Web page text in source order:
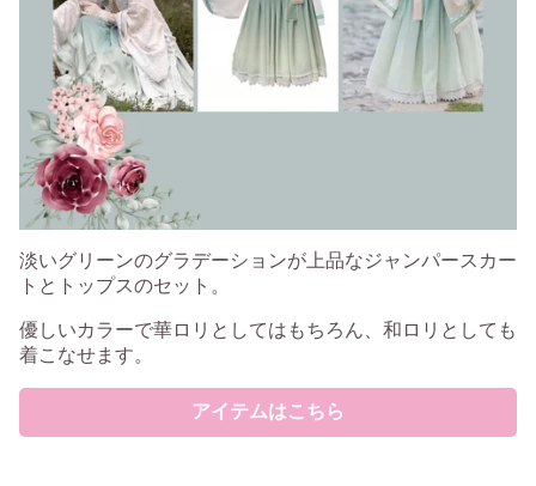
淡いグリーンのグラデーションが上品なジャンパースカー
トとトップスのセット。
優しいカラーで華ロリとしてはもちろん、和ロリとしても
着こなせます。
アイテムはこちら